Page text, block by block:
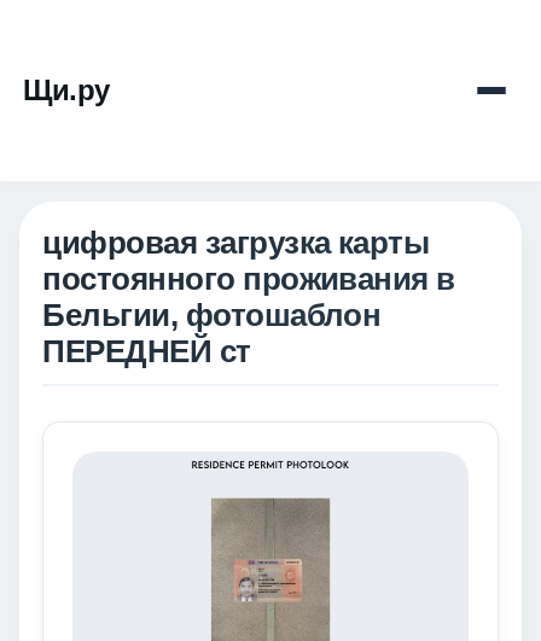
Щи.ру
цифровая загрузка карты
постоянного проживания в
Бельгии, фотошаблон
ПЕРЕДНЕЙ ст